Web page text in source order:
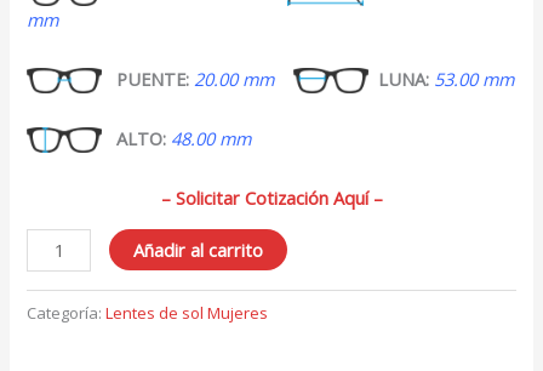
mm
PUENTE: 20.00 mm LUNA: 53.00 mm
ALTO: 48.00 mm
– Solicitar Cotización Aquí –
Lentes
de
Sol
para
Añadir al carrito
Categoría:Lentes de sol Mujeres